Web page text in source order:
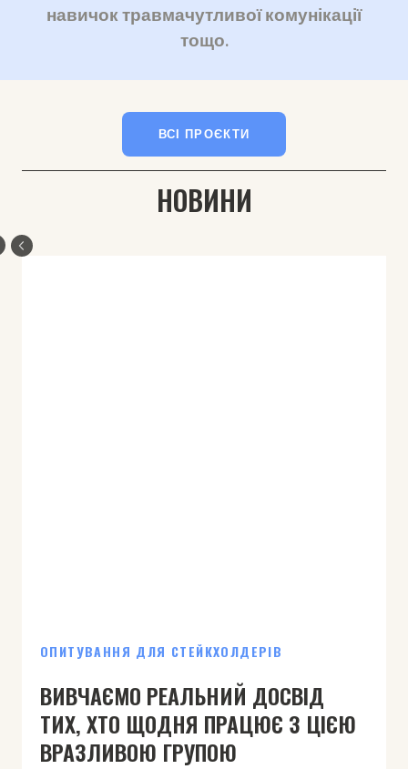
навичок травмачутливої комунікації
тощо.
ВСІ ПРОЄКТИ
НОВИНИ
ОПИТУВАННЯ ДЛЯ СТЕЙКХОЛДЕРІВ
ВИВЧАЄМО РЕАЛЬНИЙ ДОСВІД
ТИХ, ХТО ЩОДНЯ ПРАЦЮЄ З ЦІЄЮ
ВРАЗЛИВОЮ ГРУПОЮ